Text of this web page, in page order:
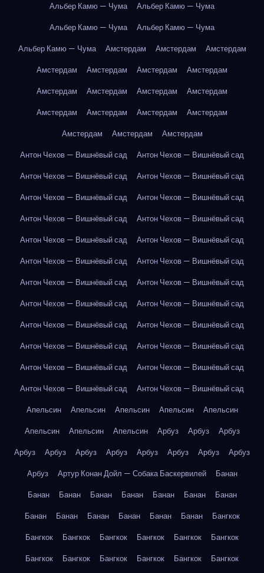
Альбер Камю — Чума
Альбер Камю — Чума
Альбер Камю — Чума
Альбер Камю — Чума
Альбер Камю — Чума
Амстердам Амстердам
Амстердам
Амстердам
Амстердам Амстердам
Амстердам
Амстердам
Амстердам Амстердам
Амстердам
Амстердам
Амстердам Амстердам
Амстердам
Амстердам
Амстердам
Амстердам
Антон Чехов — Вишнёвый сад
Антон Чехов — Вишнёвый сад
Антон Чехов — Вишнёвый сад
Антон Чехов — Вишнёвый сад
Антон Чехов — Вишнёвый сад
Антон Чехов — Вишнёвый сад
Антон Чехов — Вишнёвый сад
Антон Чехов — Вишнёвый сад
Антон Чехов — Вишнёвый сад
Антон Чехов — Вишнёвый сад
Антон Чехов — Вишнёвый сад
Антон Чехов — Вишнёвый сад
Антон Чехов — Вишнёвый сад
Антон Чехов — Вишнёвый сад
Антон Чехов — Вишнёвый сад
Антон Чехов — Вишнёвый сад
Антон Чехов — Вишнёвый сад
Антон Чехов — Вишнёвый сад
Антон Чехов — Вишнёвый сад
Антон Чехов — Вишнёвый сад
Антон Чехов — Вишнёвый сад
Антон Чехов — Вишнёвый сад
Антон Чехов — Вишнёвый сад
Антон Чехов — Вишнёвый сад
Апельсин
Апельсин Апельсин Апельсин
Апельсин
Апельсин
Апельсин Апельсин Арбуз Арбуз
Арбуз
Арбуз
Арбуз Арбуз Арбуз Арбуз Арбуз Арбуз
Арбуз
Арбуз
Артур Конан Дойл — Собака Баскервилей
Банан
Банан
Банан Банан Банан Банан Банан
Банан
Банан
Банан Банан Банан Банан Банан
Бангкок
Бангкок
Бангкок Бангкок Бангкок Бангкок
Бангкок
Бангкок
Бангкок Бангкок Бангкок Бангкок Бангкок